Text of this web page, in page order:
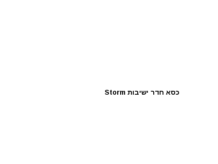
כסא חדר ישיבות Storm